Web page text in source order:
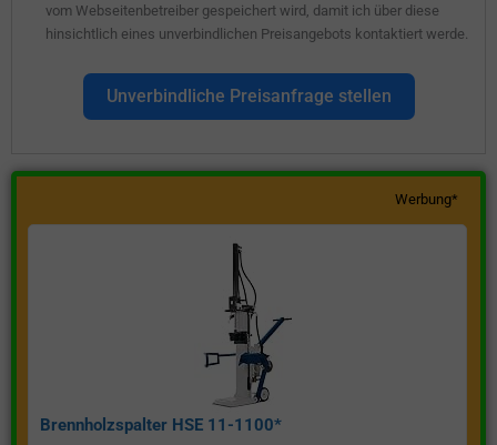
vom Webseitenbetreiber gespeichert wird, damit ich über diese
hinsichtlich eines unverbindlichen Preisangebots kontaktiert werde.
Unverbindliche Preisanfrage stellen
Werbung*
Brennholzspalter HSE 11-1100*